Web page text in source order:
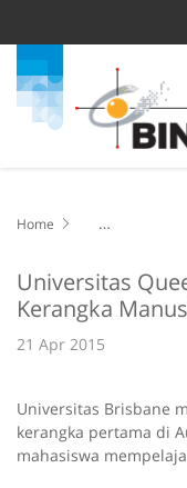
Home
Universitas
Kerangka
21 Apr 2015
Universitas Brisbane
kerangka pertama di
mahasiswa